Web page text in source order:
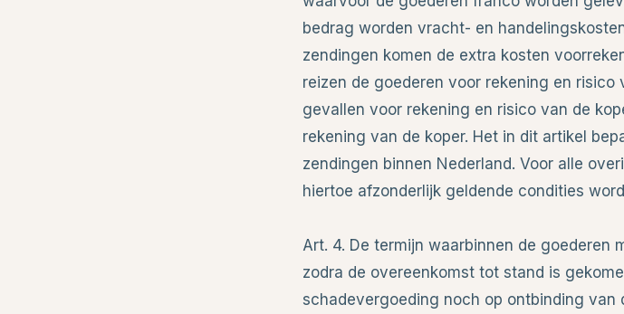
bedrag worden vracht- en
zendingen komen de extra kosten
reizen de goederen voor rekening en risico
gevallen voor rekening en risico van de
rekening van de koper. Het in dit artikel
zendingen binnen Nederland. Voor alle
hiertoe afzonderlijk geldende condities
Art. 4. De termijn waarbinnen de goederen
zodra de overeenkomst tot stand is
schadevergoeding noch op ontbinding